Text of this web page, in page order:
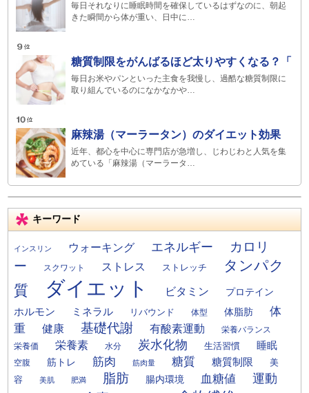
毎日それなりに睡眠時間を確保しているはずなのに、朝起
きた瞬間から体が重い、日中に…
糖質制限をがんばるほど太りやすくなる？「
毎日お米やパンといった主食を我慢し、過酷な糖質制限に
取り組んでいるのになかなかや…
麻辣湯（マーラータン）のダイエット効果
近年、都心を中心に専門店が急増し、じわじわと人気を集
めている「麻辣湯（マーラータ…
キーワード
インスリン ウォーキング エネルギー
カロリ
ー
スクワット ストレス ストレッチ
タンパク
質
ダイエット ビタミン プロテイン
ホルモン ミネラル リバウンド 体型 体脂肪
体
重
健康 基礎代謝 有酸素運動 栄養バランス
栄養価 栄養素 水分 炭水化物 生活習慣 睡眠
空腹 筋トレ 筋肉 筋肉量 糖質 糖質制限
美
容
美肌 肥満 脂肪 腸内環境 血糖値 運動